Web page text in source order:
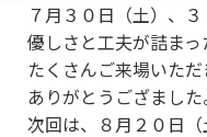
７月３０日（土）、３
優しさと工夫が詰ま
たくさんご来場いただ
ありがとうござました
次回は、８月２０日